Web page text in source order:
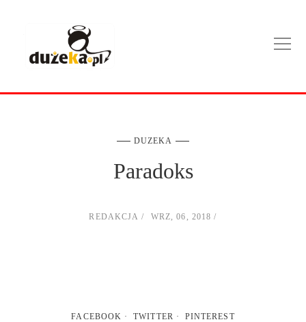
DUZEKA
Paradoks
REDAKCJA WRZ, 06, 2018
FACEBOOK TWITTER PINTEREST